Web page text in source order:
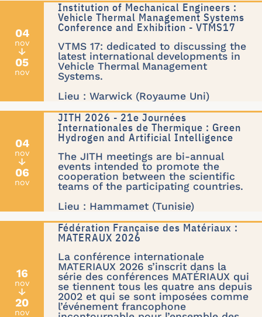
04
nov
↓
05
nov
Institution of Mechanical Engineers :
Vehicle Thermal Management Systems
Conference and Exhibition - VTMS17
VTMS 17: dedicated to discussing the
latest international developments in
Vehicle Thermal Management
Systems.
Lieu : Warwick (Royaume Uni)
04
nov
↓
06
nov
JITH 2026 - 21e Journées
Internationales de Thermique : Green
Hydrogen and Artificial Intelligence
The JITH meetings are bi-annual
events intended to promote the
cooperation between the scientific
teams of the participating countries.
Lieu : Hammamet (Tunisie)
16
nov
↓
20
nov
Fédération Française des Matériaux :
MATERAUX 2026
La conférence internationale
MATERIAUX 2026 s’inscrit dans la
série des conférences MATÉRIAUX qui
se tiennent tous les quatre ans depuis
2002 et qui se sont imposées comme
l’événement francophone